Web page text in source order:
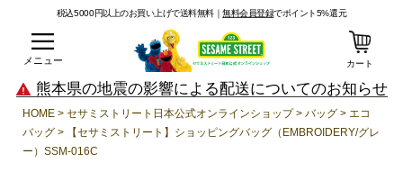
税込5000円以上のお買い上げで送料無料｜無料会員登録でポイント5%還元
メニュー カート
熊本県の地震の影響による配送についてのお知らせ
HOME セサミストリート日本公式オンラインショップ バッグ
エコ
バッグ
【セサミストリート】ショッピングバッグ（EMBROIDERY/グレ
ー）SSM-016C